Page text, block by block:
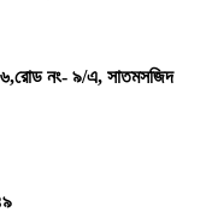
নং- ৯/এ, সাতমসজিদ